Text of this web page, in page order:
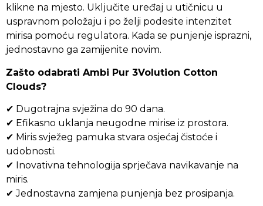
klikne na mjesto. Uključite uređaj u utičnicu u
uspravnom položaju i po želji podesite intenzitet
mirisa pomoću regulatora. Kada se punjenje isprazni,
jednostavno ga zamijenite novim.
Zašto odabrati Ambi Pur 3Volution Cotton
Clouds?
✔ Dugotrajna svježina do 90 dana.
✔ Efikasno uklanja neugodne mirise iz prostora.
✔ Miris svježeg pamuka stvara osjećaj čistoće i
udobnosti.
✔ Inovativna tehnologija sprječava navikavanje na
miris.
✔ Jednostavna zamjena punjenja bez prosipanja.